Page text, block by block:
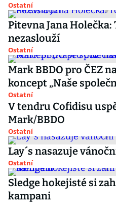
Ostatní
Pitevna Jana
nezaslouží
Ostatní
Mark BBDO pro ČEZ
koncept „Naše
Ostatní
V tendru Cofidisu
Mark/BBDO
Ostatní
Lay´s nasazuje
Ostatní
Sledge hokejisté si
kampani